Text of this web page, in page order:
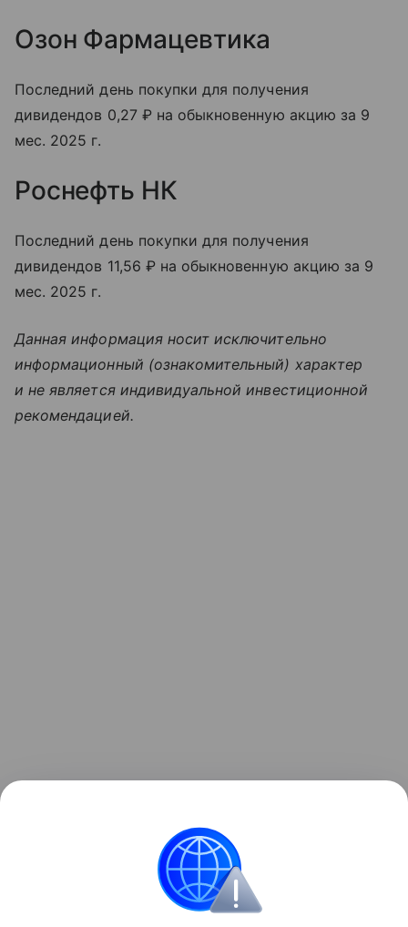
Озон Фармацевтика
Последний день покупки для получения
дивидендов 0,27 ₽ на обыкновенную акцию за 9
мес. 2025 г.
Роснефть НК
Последний день покупки для получения
дивидендов 11,56 ₽ на обыкновенную акцию за 9
мес. 2025 г.
Данная информация носит исключительно
информационный (ознакомительный) характер
и не является индивидуальной инвестиционной
рекомендацией.
Инвестиции: как быстро и надежно
приумножить свои накопления
Просто и емко расскажем об инвестициях для
новичков и перечислим их основные ошибки.